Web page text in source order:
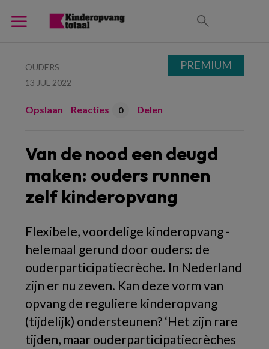
OUDERS
13 JUL 2022
Opslaan Reacties 0 Delen
Van de nood een deugd
maken: ouders runnen
zelf kinderopvang
Flexibele, voordelige kinderopvang -
helemaal gerund door ouders: de
ouderparticipatiecrèche. In Nederland
zijn er nu zeven. Kan deze vorm van
opvang de reguliere kinderopvang
(tijdelijk) ondersteunen? ‘Het zijn rare
tijden, maar ouderparticipatiecrèches
PREMIUM